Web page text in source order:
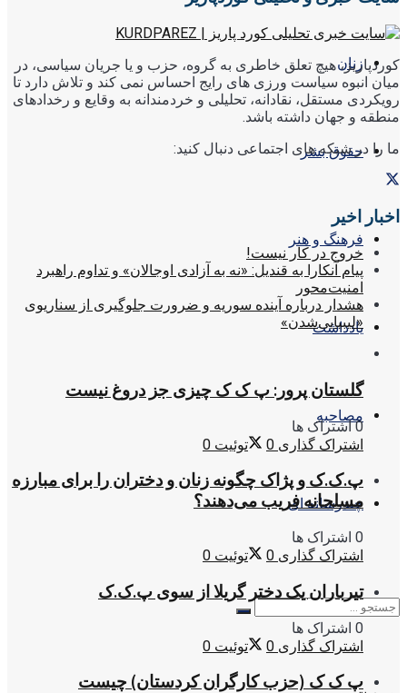
زنان
حقوق بشر
فرهنگ و هنر
یادداشت
مصاحبه
چندرسانه ای
کوردپاریز، هیچ تعلق خاطری به گروه، حزب و یا جریان سیاسی، در
میان انبوه سیاست ورزی های رایج احساس نمی کند و تلاش دارد تا
رویکردی مستقل، نقادانه، تحلیلی و خردمندانه به وقایع و رخدادهای
منطقه و جهان داشته باشد.
ما را در شبکه های اجتماعی دنبال کنید:
اخبار اخیر
خروج در کار نیست!
پیام آنکارا به قندیل: «نه به آزادی اوجالان» و تداوم راهبرد
امنیت‌محور
هشدار درباره آینده سوریه و ضرورت جلوگیری از سناریوی
«لیبیایی‌شدن»
گلستان پرور: پ ک ک چیزی جز دروغ نیست
0 اشتراک ها
اشتراک گذاری 0 توئیت 0
پ.ک.ک و پژاک چگونه زنان و دختران را برای مبارزه
مسلحانه فریب می‌دهند؟
0 اشتراک ها
اشتراک گذاری 0 توئیت 0
تیرباران یک دختر گریلا از سوی پ.ک.ک
0 اشتراک ها
اشتراک گذاری 0 توئیت 0
پ ک ک (حزب کارگران کردستان) چیست